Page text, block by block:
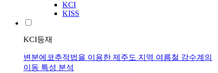
KCI
KISS
KCI등재
변분에코추적법을 이용한 제주도 지역 여름철 강수계의
이동 특성 분석